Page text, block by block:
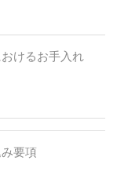
けるお手入れ
要項